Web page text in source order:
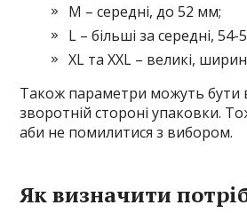
M – середні, до 52 мм;
L – більші за середні,
XL та XXL – великі,
Також параметри можуть бути
зворотній стороні упаковки.
аби не помилитися з вибором.
Як визначити